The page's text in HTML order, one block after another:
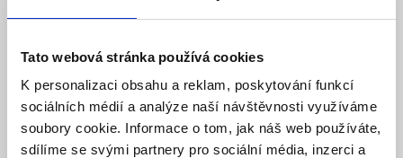
Tato webová stránka používá cookies
K personalizaci obsahu a reklam, poskytování funkcí
sociálních médií a analýze naší návštěvnosti využíváme
soubory cookie. Informace o tom, jak náš web používáte,
sdílíme se svými partnery pro sociální média, inzerci a
CP PLUS CP-USC-DA24L2-0360 2.4 Mpix
venkovní dome kamera 4v1 s IR
Skladem
1 158 Kč